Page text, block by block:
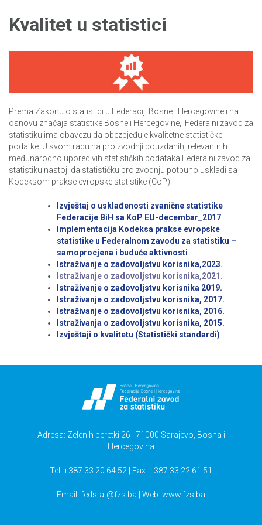
Kvalitet u statistici
Prema Zakonu o statistici u Federaciji Bosne i Hercegovine i na
osnovu značaja statistike Bosne i Hercegovine, Federalni zavod za
statistiku ima obavezu da obezbjeđuje kvalitetne statističke
podatke. U svom radu na proizvodnji pouzdanih, relevantnih i
međunarodno uporedivih statističkih podataka Federalni zavod za
statistiku nastoji da statističku proizvodnju potpuno uskladi sa
Kodeksom prakse evropske statistike (CoP).
Izvještaj o usklađenosti zvanične statistike
Federacije BiH sa KoP EU-decembar_2017
Implementacija Kodeksa prakse evropske
statistike u Federalnom zavodu za statistiku –
samoprocjena i buduće aktivnosti
Istraživanje o zadovoljstvu korisnika,2023.
Istraživanje o zadovoljstvu korisnika,2021.
Istraživanje o zadovoljstvu korisnika 2019.
Istraživanje o zadovoljstvu korisnika, 2017.
Istraživanje o zadovoljstvu korisnika, 2016.
Istraživanja o zadovoljstvu korisnika, 2015.
Izvještaji o kvalitetu (Statistički standardi)
Adresa: Zelenih beretki 26 | 71000 Sarajevo, Bosna i
Hercegovina
Tel: +387 33 20 64 52 | Fax: +387 33 22 61 51
Email: fedstat@fzs.ba | Web: www.fzs.ba